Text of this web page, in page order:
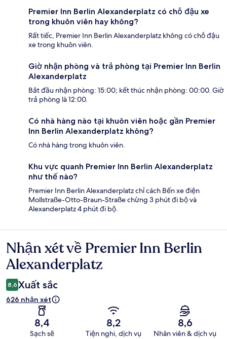
Premier Inn Berlin Alexanderplatz có chỗ đậu xe
trong khuôn viên hay không?
Rất tiếc, Premier Inn Berlin Alexanderplatz không có chỗ đậu
xe trong khuôn viên.
Giờ nhận phòng và trả phòng tại Premier Inn Berlin
Alexanderplatz
Bắt đầu nhận phòng: 15:00; kết thúc nhận phòng: 00:00. Giờ
trả phòng là 12:00.
Có nhà hàng nào tại khuôn viên hoặc gần Premier
Inn Berlin Alexanderplatz không?
Có nhà hàng trong khuôn viên.
Khu vực quanh Premier Inn Berlin Alexanderplatz
như thế nào?
Premier Inn Berlin Alexanderplatz chỉ cách Bến xe điện
Mollstraße-Otto-Braun-Straße chừng 3 phút đi bộ và
Alexanderplatz 4 phút đi bộ.
Nhận
xét
Nhận xét về Premier Inn Berlin
Alexanderplatz
8,6 Xuất sắc
626 nhận xét
8,4
Sạch sẽ
8,2
Tiện nghi, dịch vụ
8,6
Nhân viên & dịch vụ